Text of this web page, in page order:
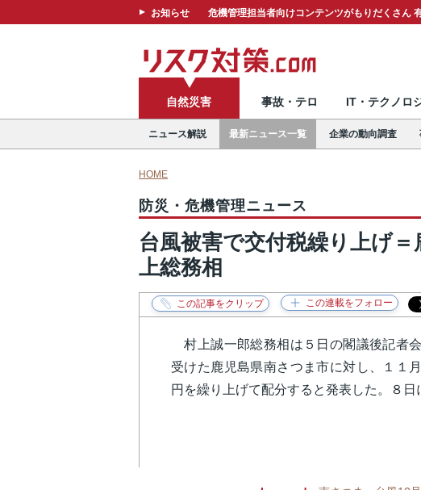
お知らせ 危機管理担当者向けコンテンツがもりだくさん
自然災害 事故・テロ IT・テクノロ
ニュース解説 最新ニュース一覧 企業の動向調査
HOME
防災・危機管理ニュース
台風被害で交付税繰り上げ
上総務相
村上誠一郎総務相は５日の閣議後記者
受けた鹿児島県南さつま市に対し、１１
円を繰り上げて配分すると発表した。８